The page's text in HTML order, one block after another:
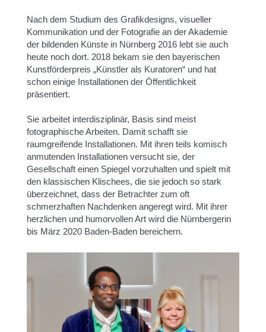
Nach dem Studium des Grafikdesigns, visueller
Kommunikation und der Fotografie an der Akademie
der bildenden Künste in Nürnberg 2016 lebt sie auch
heute noch dort. 2018 bekam sie den bayerischen
Kunstförderpreis „Künstler als Kuratoren“ und hat
schon einige Installationen der Öffentlichkeit
präsentiert.
Sie arbeitet interdisziplinär, Basis sind meist
fotographische Arbeiten. Damit schafft sie
raumgreifende Installationen. Mit ihren teils komisch
anmutenden Installationen versucht sie, der
Gesellschaft einen Spiegel vorzuhalten und spielt mit
den klassischen Klischees, die sie jedoch so stark
überzeichnet, dass der Betrachter zum oft
schmerzhaften Nachdenken angeregt wird. Mit ihrer
herzlichen und humorvollen Art wird die Nürnbergerin
bis März 2020 Baden-Baden bereichern.